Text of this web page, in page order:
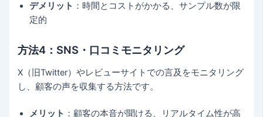
デメリット ：時間とコストがかかる、サンプル数が限
定的
方法4：SNS・口コミモニタリング
X（旧Twitter）やレビューサイトでの言及をモニタリング
し、顧客の声を収集する方法です。
メリット ：顧客の本音が聞ける、リアルタイム性が高